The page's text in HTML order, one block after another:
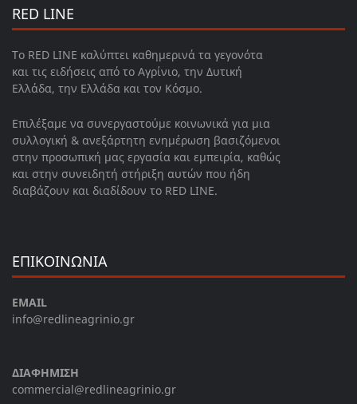
RED LINE
Το RED LINE καλύπτει καθημερινά τα γεγονότα
και τις ειδήσεις από το Αγρίνιο, την Δυτική
Ελλάδα, την Ελλάδα και τον Κόσμο.
Επιλέξαμε να συνεργαστούμε κοινωνικά για μια
συλλογική & ανεξάρτητη ενημέρωση βασιζόμενοι
στην προσωπική μας εργασία και εμπειρία, καθώς
και στην συνειδητή στήριξη αυτών που ήδη
διαβάζουν και διαδίδουν το RED LINE.
ΕΠΙΚΟΙΝΩΝΙΑ
EMAIL
info@redlineagrinio.gr
ΔΙΑΦΗΜΙΣΗ
commercial@redlineagrinio.gr